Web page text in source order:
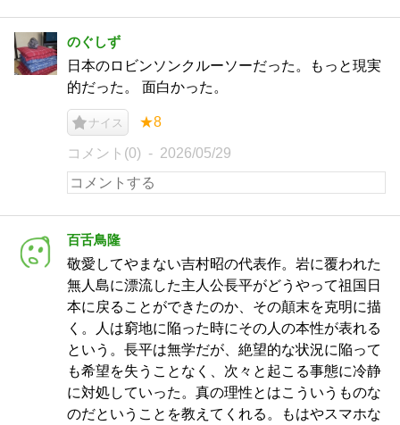
のぐしず
日本のロビンソンクルーソーだった。もっと現実
的だった。 面白かった。
ナイス ★8
コメント(0) 2026/05/29
百舌鳥隆
敬愛してやまない吉村昭の代表作。岩に覆われた
無人島に漂流した主人公長平がどうやって祖国日
本に戻ることができたのか、その顛末を克明に描
く。人は窮地に陥った時にその人の本性が表れる
という。長平は無学だが、絶望的な状況に陥って
も希望を失うことなく、次々と起こる事態に冷静
に対処していった。真の理性とはこういうものな
のだということを教えてくれる。もはやスマホな